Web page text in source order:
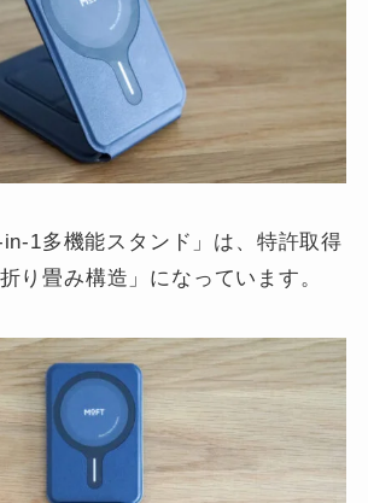
in-1多機能スタンド」は、特許取得
り畳み構造」になっています。